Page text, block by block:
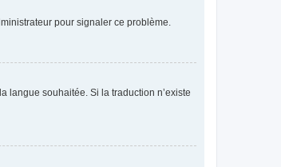
pour signaler ce problème.
langue souhaitée. Si la traduction n’existe